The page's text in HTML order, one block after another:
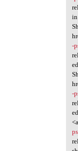
in
-
-